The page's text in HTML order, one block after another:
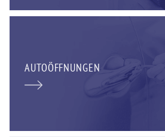
AUTOÖFFNUNGEN